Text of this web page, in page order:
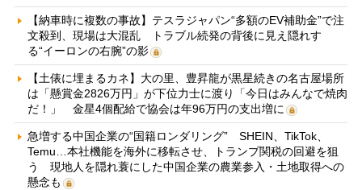
【納車時に複数の事故】テスラジャパン“多額のEV補助金”で注
文殺到、現場は大混乱 トラブル続発の背後に見え隠れす
る“イーロンの右腕”の影
【土俵に埋まるカネ】大の里、豊昇龍が黒星続きの名古屋場所
は「懸賞金2826万円」が下位力士に渡り「今日はみんなで焼肉
だ！」 金星4個配給で協会は年96万円の支出増に
急増する中国企業の“国籍ロンダリング” SHEIN、TikTok、
Temu…本社機能を海外に移転させ、トランプ関税の回避を狙
う 現地人を隠れ蓑にした中国企業の農業参入・土地取得への
懸念も